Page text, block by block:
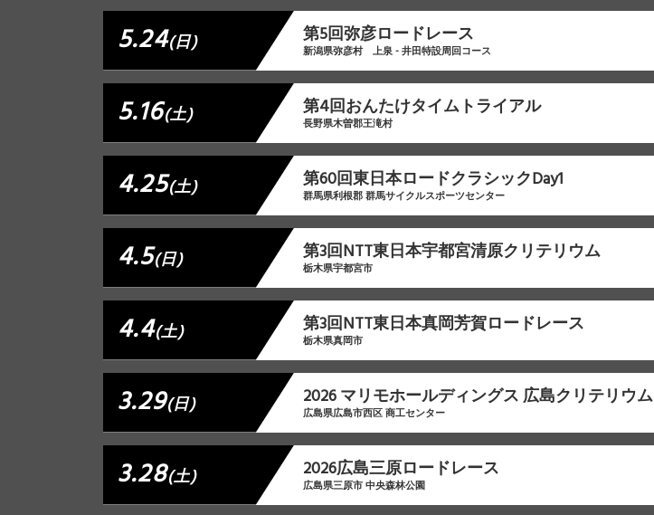
5.24(日) 第5回弥彦ロードレース
新潟県弥彦村 上泉 - 井田特設周回コース
5.16(土) 第4回おんたけタイムトライアル
長野県木曽郡王滝村
4.25(土) 第60回東日本ロードクラシックDay1
群馬県利根郡 群馬サイクルスポーツセンター
4.5(日) 第3回NTT東日本宇都宮清原クリテリウム
栃木県宇都宮市
4.4(土) 第3回NTT東日本真岡芳賀ロードレース
栃木県真岡市
3.29(日) 2026 マリモホールディングス 広島クリテリウム
広島県広島市西区 商工センター
3.28(土) 2026広島三原ロードレース
広島県三原市 中央森林公園